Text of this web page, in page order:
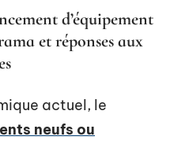
d’équipement
et réponses aux
actuel, le
neufs ou